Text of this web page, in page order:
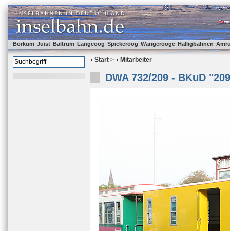
Borkum Juist Baltrum Langeoog Spiekeroog Wangerooge Halligbahnen
Start > Mitarbeiter
DWA 732/209 - BKuD